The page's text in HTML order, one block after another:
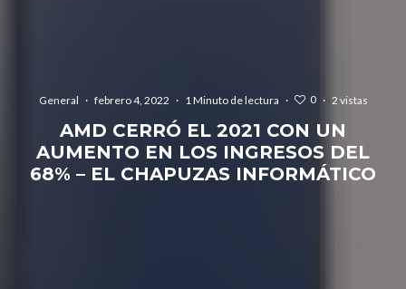
General · febrero 4, 2022 · 1 Minuto de lectura · 0 · 2 vistas
AMD CERRÓ EL 2021 CON UN
AUMENTO EN LOS INGRESOS DEL
68% – EL CHAPUZAS INFORMÁTICO